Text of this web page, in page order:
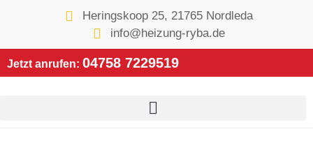
Heringskoop 25, 21765 Nordleda
info@heizung-ryba.de
Jetzt anrufen: 04758 7229519